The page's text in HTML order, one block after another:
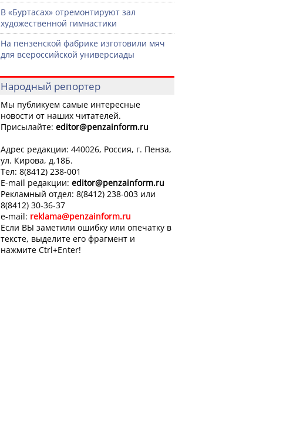
В «Буртасах» отремонтируют зал
художественной гимнастики
На пензенской фабрике изготовили мяч
для всероссийской универсиады
Народный репортер
Мы публикуем самые интересные
новости от наших читателей.
Присылайте: editor@penzainform.ru
Адрес редакции: 440026, Россия, г. Пенза,
ул. Кирова, д.18Б.
Тел: 8(8412) 238-001
E-mail редакции: editor@penzainform.ru
Рекламный отдел: 8(8412) 238-003 или
8(8412) 30-36-37
e-mail: reklama@penzainform.ru
Если ВЫ заметили ошибку или опечатку в
тексте, выделите его фрагмент и
нажмите Ctrl+Enter!